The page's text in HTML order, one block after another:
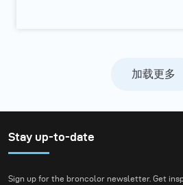
加载更多
Stay up-to-date
Sign up for the broncolor newsletter. Get